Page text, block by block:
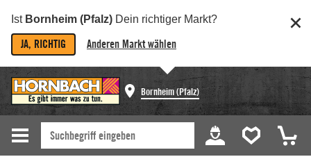
Ist Bornheim (Pfalz) Dein richtiger Markt?
JA, RICHTIG Anderen Markt wählen
Bornheim (Pfalz)